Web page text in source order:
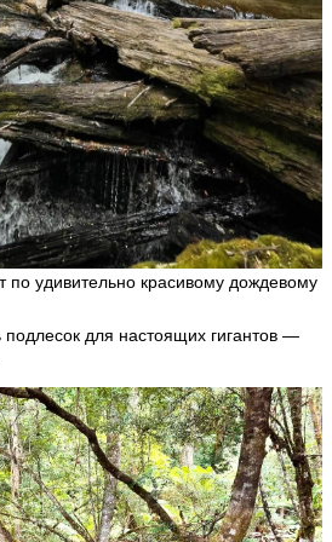
по удивительно красивому дождевому
для настоящих гигантов —